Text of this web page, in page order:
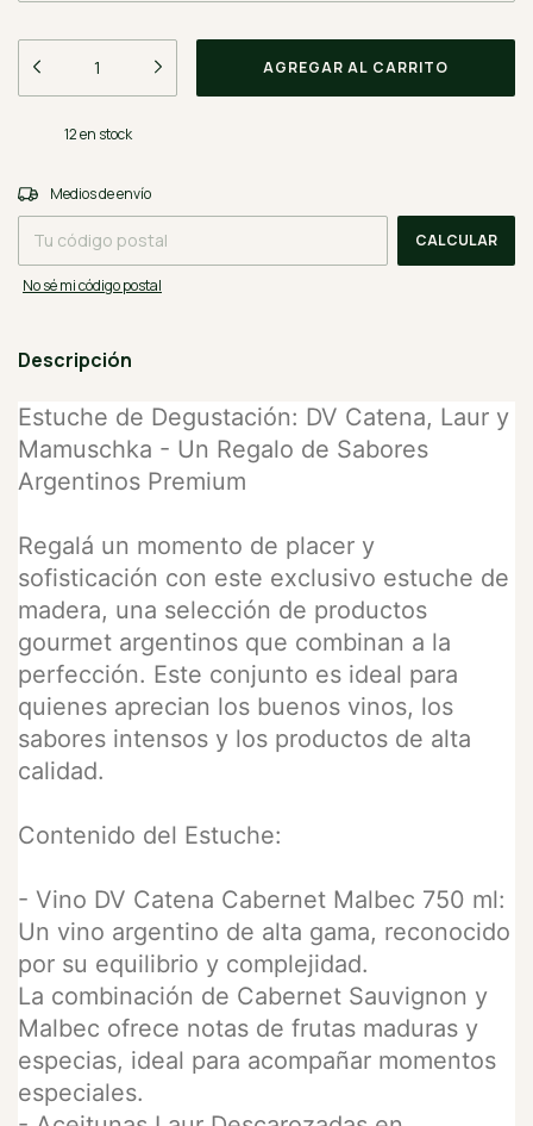
12en stock
Entregas para el CP:
Medios de envío
CALCULAR
No sé mi código postal
Descripción
Estuche de Degustación: DV Catena, Laur y
Mamuschka - Un Regalo de Sabores
Argentinos Premium
Regalá un momento de placer y
sofisticación con este exclusivo estuche de
madera, una selección de productos
gourmet argentinos que combinan a la
perfección. Este conjunto es ideal para
quienes aprecian los buenos vinos, los
sabores intensos y los productos de alta
calidad.
Contenido del Estuche:
- Vino DV Catena Cabernet Malbec 750 ml:
Un vino argentino de alta gama, reconocido
por su equilibrio y complejidad.
La combinación de Cabernet Sauvignon y
Malbec ofrece notas de frutas maduras y
especias, ideal para acompañar momentos
especiales.